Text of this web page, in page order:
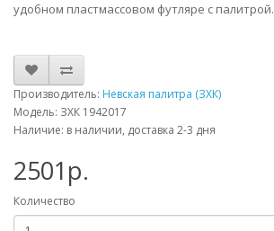
удобном пластмассовом футляре с палитрой.
Производитель: Невская палитра (ЗХК)
Модель: ЗХК 1942017
Наличие: в наличии, доставка 2-3 дня
2501р.
Количество